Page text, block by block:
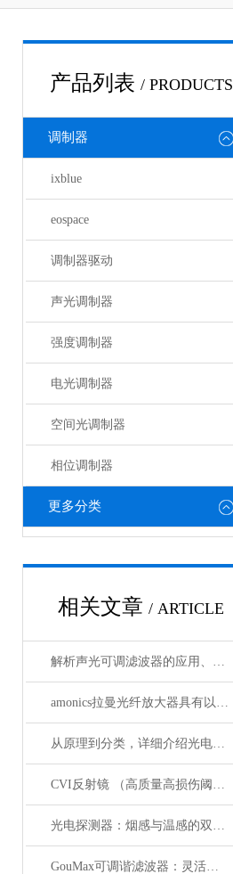
产品列表 / PRODUCTS
调制器
ixblue
eospace
调制器驱动
声光调制器
强度调制器
电光调制器
空间光调制器
相位调制器
更多分类
相关文章 / ARTICLE
解析声光可调滤波器的应用、原理以及使用特点
amonics拉曼光纤放大器具有以下四大优点
从原理到分类，详细介绍光电探测器
CVI反射镜 （高质量高损伤阈值反射镜）产品介绍
光电探测器：烟感与温感的双重角色
GouMax可调谐滤波器：灵活性与性能的结合